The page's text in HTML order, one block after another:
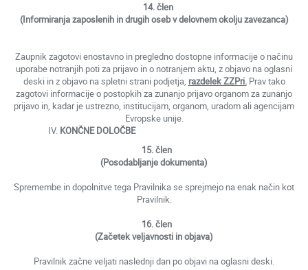
14. člen
(Informiranja zaposlenih in drugih oseb v delovnem okolju zavezanca)
Zaupnik zagotovi enostavno in pregledno dostopne informacije o načinu
uporabe notranjih poti za prijavo in o notranjem aktu, z objavo na oglasni
deski in z objavo na spletni strani podjetja, razdelek ZZPri.Prav tako
zagotovi informacije o postopkih za zunanjo prijavo organom za zunanjo
prijavo in, kadar je ustrezno, institucijam, organom, uradom ali agencijam
Evropske unije.
KONČNE DOLOČBE
15. člen
(Posodabljanje dokumenta)
Spremembe in dopolnitve tega Pravilnika se sprejmejo na enak način kot
Pravilnik.
16. člen
(Začetek veljavnosti in objava)
Pravilnik začne veljati naslednji dan po objavi na oglasni deski.